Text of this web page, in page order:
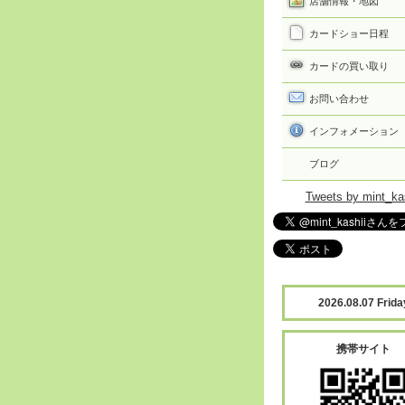
カードショー日程
カードの買い取り
お問い合わせ
インフォメーション
ブログ
Tweets by
2026.08.07
携帯サイト